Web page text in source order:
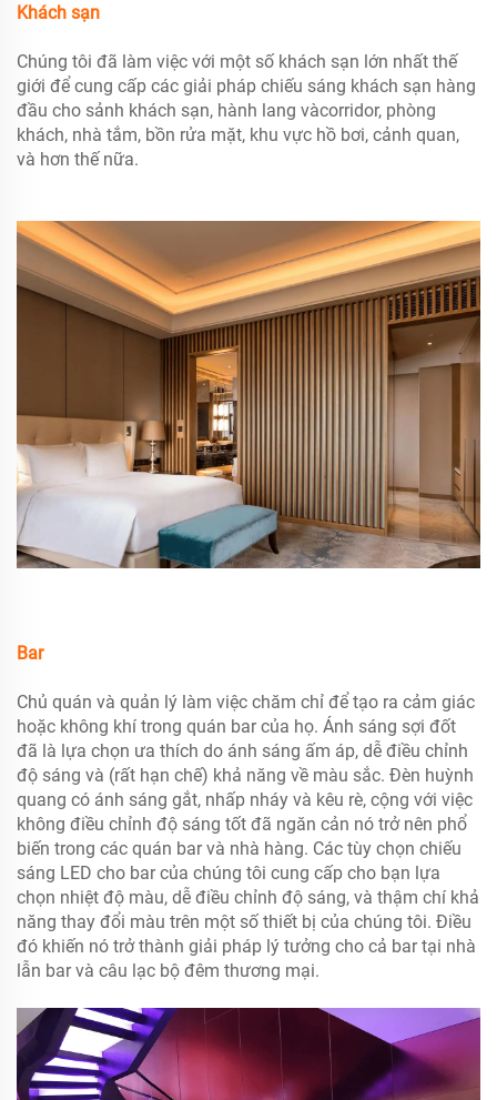
Khách sạn
Chúng tôi đã làm việc với một số khách sạn lớn nhất thế
giới để cung cấp các giải pháp chiếu sáng khách sạn hàng
đầu cho sảnh khách sạn, hành lang vàcorridor, phòng
khách, nhà tắm, bồn rửa mặt, khu vực hồ bơi, cảnh quan,
và hơn thế nữa.
Bar
Chủ quán và quản lý làm việc chăm chỉ để tạo ra cảm giác
hoặc không khí trong quán bar của họ. Ánh sáng sợi đốt
đã là lựa chọn ưa thích do ánh sáng ấm áp, dễ điều chỉnh
độ sáng và (rất hạn chế) khả năng về màu sắc. Đèn huỳnh
quang có ánh sáng gắt, nhấp nháy và kêu rè, cộng với việc
không điều chỉnh độ sáng tốt đã ngăn cản nó trở nên phổ
biến trong các quán bar và nhà hàng. Các tùy chọn chiếu
sáng LED cho bar của chúng tôi cung cấp cho bạn lựa
chọn nhiệt độ màu, dễ điều chỉnh độ sáng, và thậm chí khả
năng thay đổi màu trên một số thiết bị của chúng tôi. Điều
đó khiến nó trở thành giải pháp lý tưởng cho cả bar tại nhà
lẫn bar và câu lạc bộ đêm thương mại.